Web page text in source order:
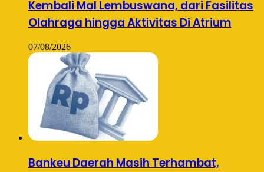
Kembali Mal Lembuswana, dari Fasilitas
Olahraga hingga Aktivitas Di Atrium
07/08/2026
Bankeu Daerah Masih Terhambat,